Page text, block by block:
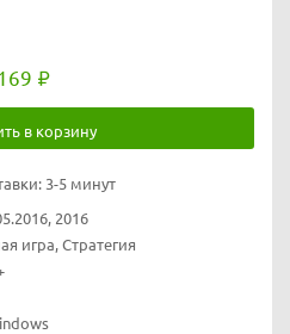
в корзину
3-5 минут
2016
игра, Стратегия